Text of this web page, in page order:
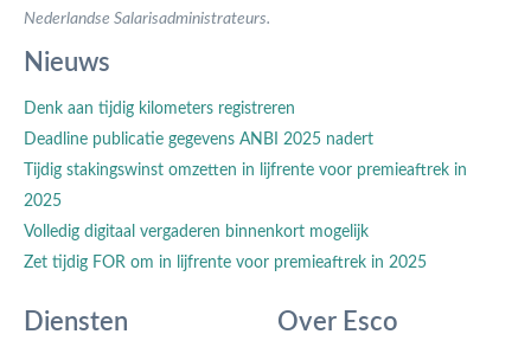
Nederlandse Salarisadministrateurs.
Nieuws
Denk aan tijdig kilometers registreren
Deadline publicatie gegevens ANBI 2025 nadert
Tijdig stakingswinst omzetten in lijfrente voor premieaftrek in
2025
Volledig digitaal vergaderen binnenkort mogelijk
Zet tijdig FOR om in lijfrente voor premieaftrek in 2025
Diensten Over Esco